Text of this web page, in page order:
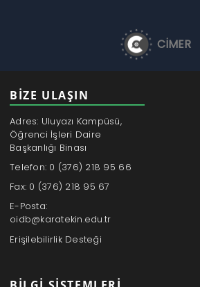
CİMER
BİZE ULAŞIN
Adres: Uluyazı Kampüsü,
Öğrenci İşleri Daire
Başkanlığı Binası
Telefon: 0 (376) 218 95 66
Fax: 0 (376) 218 95 67
E-Posta:
oidb@karatekin.edu.tr
Erişilebilirlik Desteği